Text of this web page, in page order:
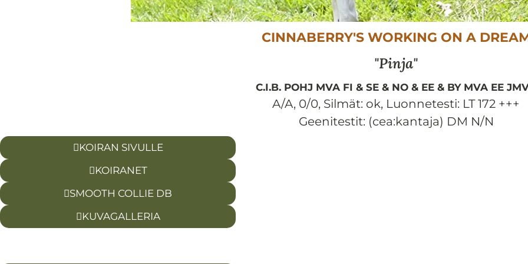
CINNABERRY'S WORKING ON A
Pinja
C.I.B. POHJ MVA FI & SE & NO & EE & BY MVA EE
A/A, 0/0, Silmät: ok, Luonnetesti: LT 172 +++
Geenitestit: (cea:kantaja) DM N/N
KOIRAN SIVULLE
KOIRANET
SMOOTH COLLIE DB
KUVAGALLERIA